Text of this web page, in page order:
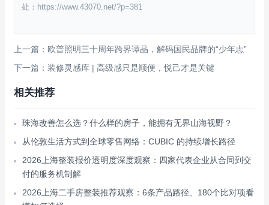
处：https://www.43070.net/?p=381
上一篇：欧普照明三十周年跨界谭晶，解码国民品牌的“少年志”
下一篇：装修灵感库 | 高级感只是顺便，悦己才是关键
相关推荐
珠海改善怎么选？什么样的房子，能拥有无界山海视野？
从伦敦生活方式到全球零售网络：CUBIC 的持续增长路径
2026上海整装报价透明度深度观察：四家代表企业从合同到交
付的服务机制解
2026上海二手房整装推荐观察：6条产品路径、180个比对项看